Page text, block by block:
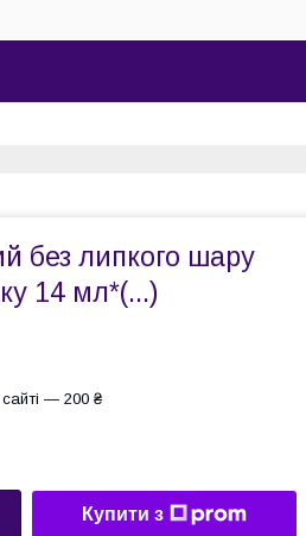
без липкого шару
14 мл*(...)
— 200 ₴
Купити з